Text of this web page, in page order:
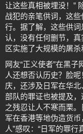
让这些真相被埋没！”
战犯的亲笔供词，这
行。据了解，这些供
认，没有任何删节，
区实施了大规模的屠
网友“正义使者”在黑
人还想否认历史？脸
庆，还涉及日军在华
部队的罪证也被提及
之残忍让人不寒而栗
军在香港等地伪造货
人”感叹：“日军的罪